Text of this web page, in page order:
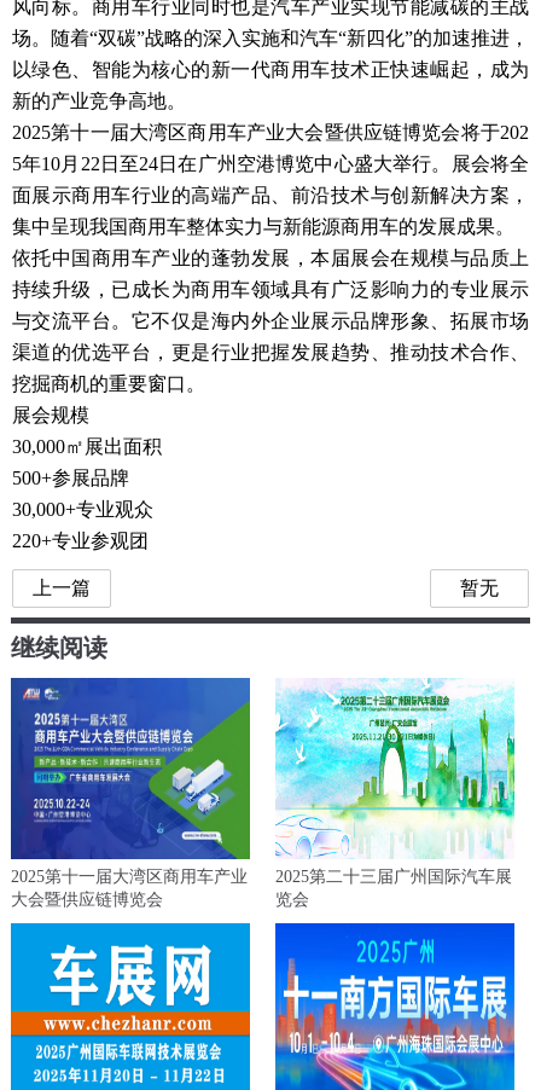
风向标。商用车行业同时也是汽车产业实现节能减碳的主战
场。随着“双碳”战略的深入实施和汽车“新四化”的加速推进，
以绿色、智能为核心的新一代商用车技术正快速崛起，成为
新的产业竞争高地。
2025第十一届大湾区商用车产业大会暨供应链博览会将于202
5年10月22日至24日在广州空港博览中心盛大举行。展会将全
面展示商用车行业的高端产品、前沿技术与创新解决方案，
集中呈现我国商用车整体实力与新能源商用车的发展成果。
依托中国商用车产业的蓬勃发展，本届展会在规模与品质上
持续升级，已成长为商用车领域具有广泛影响力的专业展示
与交流平台。它不仅是海内外企业展示品牌形象、拓展市场
渠道的优选平台，更是行业把握发展趋势、推动技术合作、
挖掘商机的重要窗口。
展会规模
30,000㎡展出面积
500+参展品牌
30,000+专业观众
220+专业参观团
上一篇 暂无
继续阅读
2025第十一届大湾区商用车产业
大会暨供应链博览会
2025第二十三届广州国际汽车展
览会